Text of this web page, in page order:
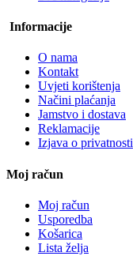
Informacije
O nama
Kontakt
Uvjeti korištenja
Načini plaćanja
Jamstvo i dostava
Reklamacije
Izjava o privatnosti
Moj račun
Moj račun
Usporedba
Košarica
Lista želja